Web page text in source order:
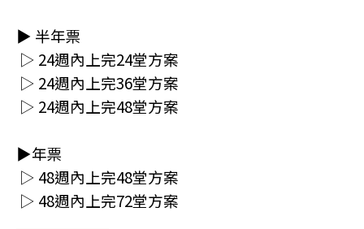
▶ 半年票
▷ 24週內上完24堂方案
▷ 24週內上完36堂方案
▷ 24週內上完48堂方案
▶年票
▷ 48週內上完48堂方案
▷ 48週內上完72堂方案